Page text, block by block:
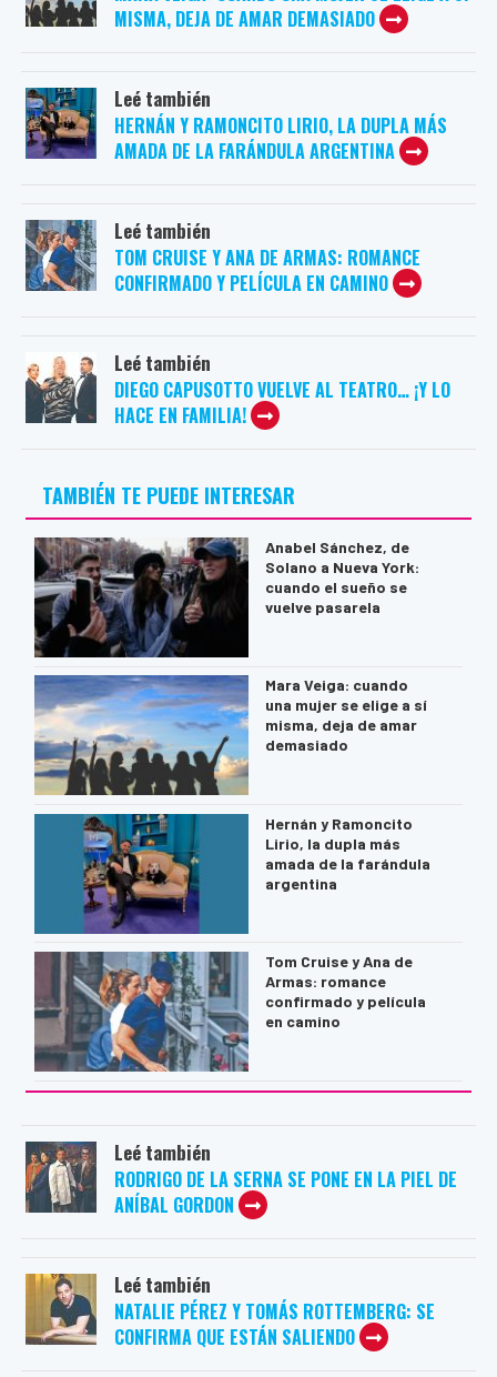
MISMA, DEJA DE AMAR DEMASIADO
Leé también
HERNÁN Y RAMONCITO LIRIO, LA DUPLA MÁS
AMADA DE LA FARÁNDULA ARGENTINA
Leé también
TOM CRUISE Y ANA DE ARMAS: ROMANCE
CONFIRMADO Y PELÍCULA EN CAMINO
Leé también
DIEGO CAPUSOTTO VUELVE AL TEATRO… ¡Y LO
HACE EN FAMILIA!
TAMBIÉN TE PUEDE INTERESAR
Anabel Sánchez, de
Solano a Nueva York:
cuando el sueño se
vuelve pasarela
Mara Veiga: cuando
una mujer se elige a sí
misma, deja de amar
demasiado
Hernán y Ramoncito
Lirio, la dupla más
amada de la farándula
argentina
Tom Cruise y Ana de
Armas: romance
confirmado y película
en camino
Leé también
RODRIGO DE LA SERNA SE PONE EN LA PIEL DE
ANÍBAL GORDON
Leé también
NATALIE PÉREZ Y TOMÁS ROTTEMBERG: SE
CONFIRMA QUE ESTÁN SALIENDO